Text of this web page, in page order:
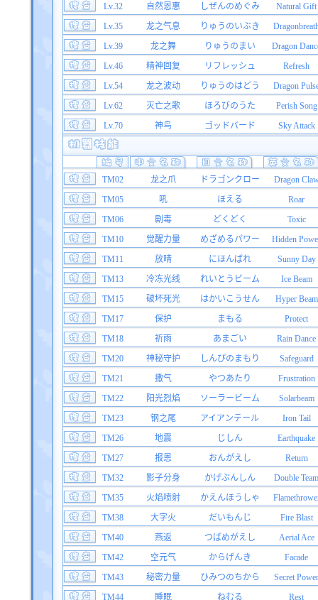
Lv.32
自然恩惠 しぜんのめぐみ
Natural Gift
Lv.35
龙之气息 りゅうのいぶき
Lv.39
龙之舞 りゅうのまい
Dragon
Lv.46
精神回复 リフレッシュ
Refresh
Lv.54
龙之波动 りゅうのはどう
Dragon
Lv.62
灭亡之歌 ほろびのうた
Perish Song
Lv.70
神鸟 ゴッドバード Sky Attack
TM02 龙之爪 ドラゴンクロー
Dragon
TM05
吼 ほえる
Roar
TM06
剧毒 どくどく
Toxic
TM10
觉醒力量 めざめるパワー
Hidden
TM11
放晴 にほんばれ
Sunny Day
TM13
冷冻光线 れいとうビーム
Ice Beam
TM15
破坏死光 はかいこうせん
Hyper Beam
TM17
保护 まもる
Protect
TM18
祈雨 あまごい
Rain Dance
TM20
神秘守护 しんぴのまもり
Safeguard
TM21
撒气 やつあたり
Frustration
TM22
阳光烈焰 ソーラービーム
Solarbeam
TM23
钢之尾 アイアンテール
Iron Tail
TM26
地震 じしん
Earthquake
TM27
报恩 おんがえし
Return
TM32
影子分身 かげぶんしん
Double Team
TM35
火焰喷射 かえんほうしゃ
TM38
大字火 だいもんじ
Fire Blast
TM40
燕返 つばめがえし
Aerial Ace
TM42
空元气 からげんき
Facade
TM43
秘密力量 ひみつのちから
Secret Power
TM44
睡眠 ねむる Rest